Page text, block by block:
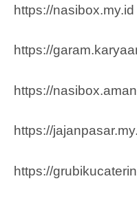
https://nasibox.my.id
https://
https://
https://
https://